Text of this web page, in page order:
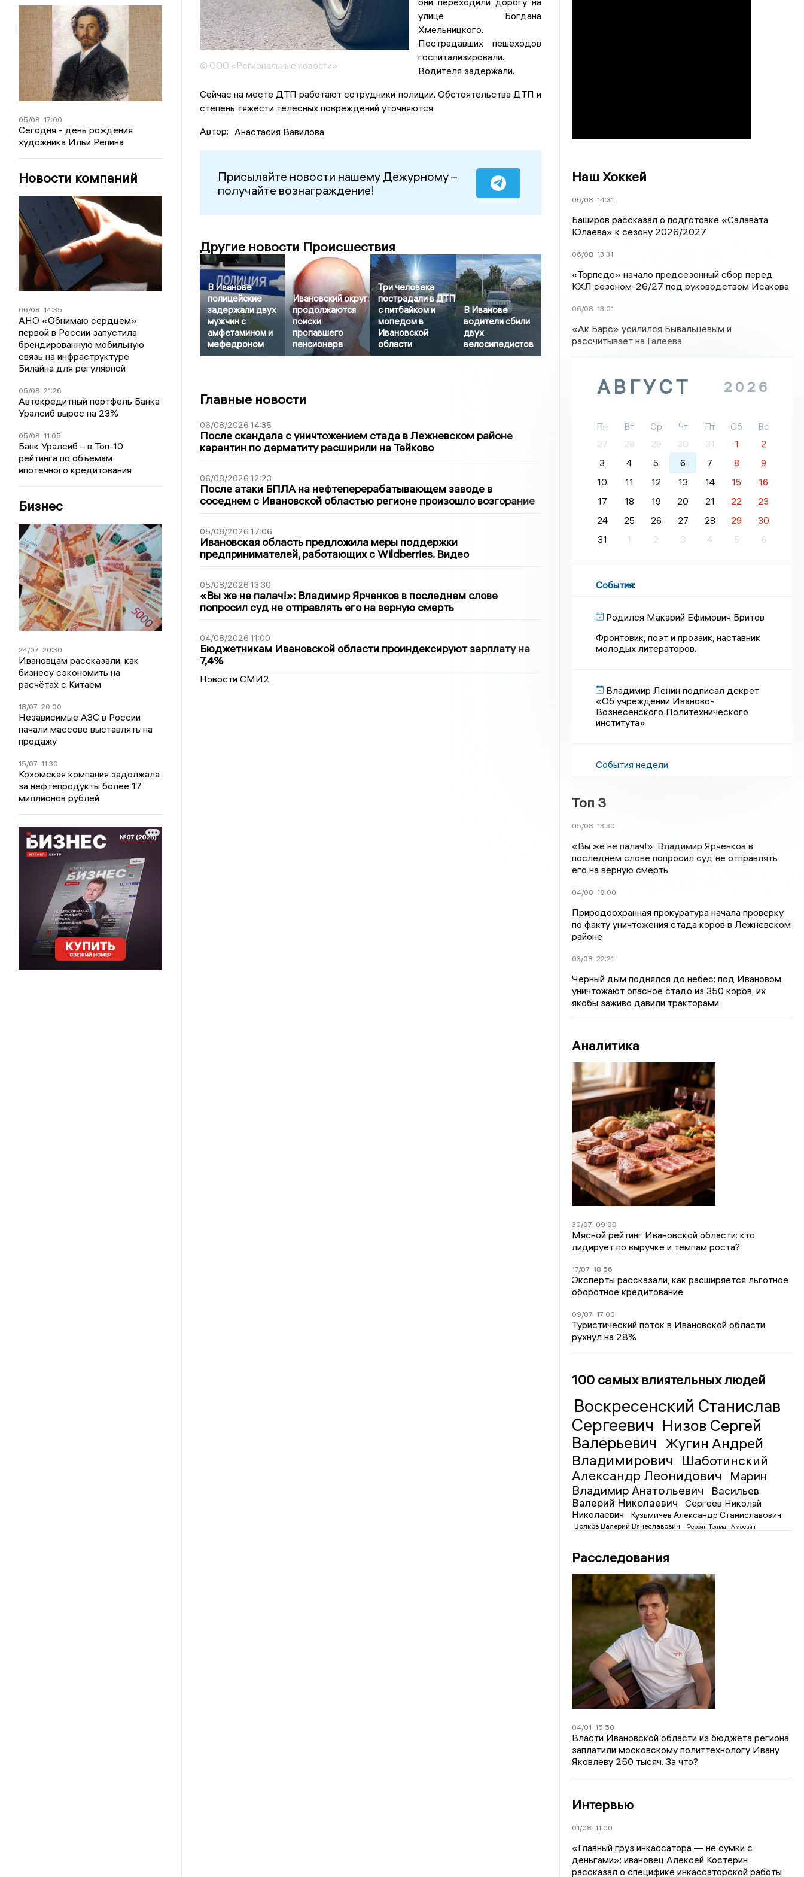
05/08 17:00
Сегодня - день рождения
художника Ильи Репина
Новости компаний
06/08 14:35
АНО «Обнимаю сердцем»
первой в России запустила
брендированную мобильную
связь на инфраструктуре
Билайна для регулярной
05/08 21:26
Автокредитный портфель Банка
Уралсиб вырос на 23%
05/08 11:05
Банк Уралсиб – в Топ-10
рейтинга по объемам
ипотечного кредитования
Бизнес
24/07 20:30
Ивановцам рассказали, как
бизнесу сэкономить на
расчётах с Китаем
18/07 20:00
Независимые АЗС в России
начали массово выставлять на
продажу
15/07 11:30
Кохомская компания задолжала
за нефтепродукты более 17
миллионов рублей
© ООО «Региональные новости»
улице Богдана
Хмельницкого.
Пострадавших пешеходов
госпитализировали.
Водителя задержали.
Сейчас на месте ДТП работают сотрудники полиции. Обстоятельства ДТП и
степень тяжести телесных повреждений уточняются.
Автор: Анастасия Вавилова
Присылайте новости нашему Дежурному –
получайте вознаграждение!
Другие новости Происшествия
В Иванове
полицейские
задержали двух
мужчин с
амфетамином и
мефедроном
Ивановский округ:
продолжаются
поиски
пропавшего
пенсионера
Три человека
пострадали в ДТП
с питбайком и
мопедом в
Ивановской
области
В Иванове
водители сбили
двух
велосипедистов
Главные новости
06/08/2026 14:35
После скандала с уничтожением стада в Лежневском районе
карантин по дерматиту расширили на Тейково
06/08/2026 12:23
После атаки БПЛА на нефтеперерабатывающем заводе в
соседнем с Ивановской областью регионе произошло возгорание
05/08/2026 17:06
Ивановская область предложила меры поддержки
предпринимателей, работающих с Wildberries. Видео
05/08/2026 13:30
«Вы же не палач!»: Владимир Ярченков в последнем слове
попросил суд не отправлять его на верную смерть
04/08/2026 11:00
Бюджетникам Ивановской области проиндексируют зарплату на
7,4%
Новости СМИ2
Наш Хоккей
06/08 14:31
Баширов рассказал о подготовке «Салавата
Юлаева» к сезону 2026/2027
06/08 13:31
«Торпедо» начало предсезонный сбор перед
КХЛ сезоном-26/27 под руководством Исакова
06/08 13:01
«Ак Барс» усилился Бывальцевым и
рассчитывает на Галеева
АВГУСТ 2026
Пн Вт Ср Чт Пт Сб
Вс
27
28 29 30 31 1
2
3
4 5 6 7 8
9
10
11 12 13 14 15
16
17
18 19 20 21 22
23
24
25 26 27 28 29
30
31
1 2 3 4 5 6
События:
Родился Макарий Ефимович Бритов
Фронтовик, поэт и прозаик, наставник
молодых литераторов.
Владимир Ленин подписал декрет
«Об учреждении Иваново-
Вознесенского Политехнического
института»
События недели
Топ 3
05/08 13:30
«Вы же не палач!»: Владимир Ярченков в
последнем слове попросил суд не отправлять
его на верную смерть
04/08 18:00
Природоохранная прокуратура начала проверку
по факту уничтожения стада коров в Лежневском
районе
03/08 22:21
Черный дым поднялся до небес: под Ивановом
уничтожают опасное стадо из 350 коров, их
якобы заживо давили тракторами
Аналитика
30/07 09:00
Мясной рейтинг Ивановской области: кто
лидирует по выручке и темпам роста?
17/07 18:56
Эксперты рассказали, как расширяется льготное
оборотное кредитование
09/07 17:00
Туристический поток в Ивановской области
рухнул на 28%
100 самых влиятельных людей
Воскресенский Станислав
Сергеевич Низов Сергей
Валерьевич Жугин Андрей
Владимирович
Шаботинский
Александр Леонидович
Марин
Владимир Анатольевич
Васильев
Валерий Николаевич
Сергеев Николай
Николаевич
Кузьмичев Александр Станиславович
Волков Валерий Вячеславович Фероян Телман Амоевич
Расследования
04/01 15:50
Власти Ивановской области из бюджета региона
заплатили московскому политтехнологу Ивану
Яковлеву 250 тысяч. За что?
Интервью
01/08 11:00
«Главный груз инкассатора — не сумки с
деньгами»: ивановец Алексей Костерин
рассказал о специфике инкассаторской работы